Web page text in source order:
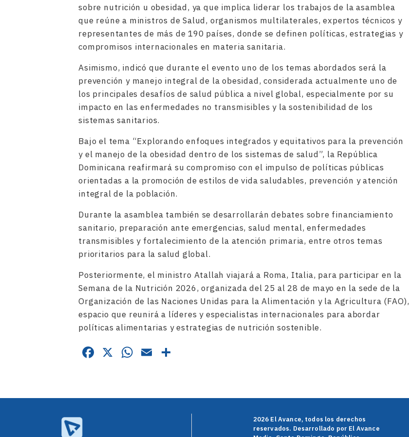
sobre nutrición u obesidad, ya que implica liderar los trabajos de la asamblea
que reúne a ministros de Salud, organismos multilaterales, expertos técnicos y
representantes de más de 190 países, donde se definen políticas, estrategias y
compromisos internacionales en materia sanitaria.
Asimismo, indicó que durante el evento uno de los temas abordados será la
prevención y manejo integral de la obesidad, considerada actualmente uno de
los principales desafíos de salud pública a nivel global, especialmente por su
impacto en las enfermedades no transmisibles y la sostenibilidad de los
sistemas sanitarios.
Bajo el tema “Explorando enfoques integrados y equitativos para la prevención
y el manejo de la obesidad dentro de los sistemas de salud”, la República
Dominicana reafirmará su compromiso con el impulso de políticas públicas
orientadas a la promoción de estilos de vida saludables, prevención y atención
integral de la población.
Durante la asamblea también se desarrollarán debates sobre financiamiento
sanitario, preparación ante emergencias, salud mental, enfermedades
transmisibles y fortalecimiento de la atención primaria, entre otros temas
prioritarios para la salud global.
Posteriormente, el ministro Atallah viajará a Roma, Italia, para participar en la
Semana de la Nutrición 2026, organizada del 25 al 28 de mayo en la sede de la
Organización de las Naciones Unidas para la Alimentación y la Agricultura (FAO),
espacio que reunirá a líderes y especialistas internacionales para abordar
políticas alimentarias y estrategias de nutrición sostenible.
Facebook
X WhatsApp
Email
2026 El Avance, todos los derechos
reservados. Desarrollado por El Avance